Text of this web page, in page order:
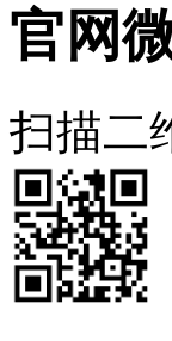
官网
扫描二